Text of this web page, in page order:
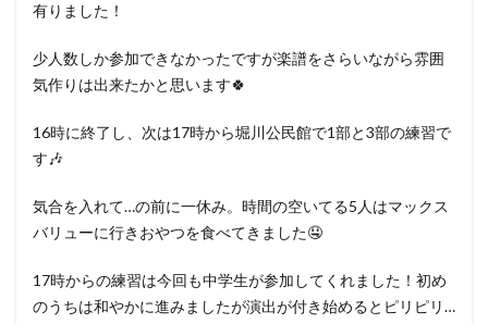
有りました！
少人数しか参加できなかったですが楽譜をさらいながら雰囲
気作りは出来たかと思います🍀
16時に終了し、次は17時から堀川公民館で1部と3部の練習で
す🎶
気合を入れて…の前に一休み。時間の空いてる5人はマックス
バリューに行きおやつを食べてきました🤤
17時からの練習は今回も中学生が参加してくれました！初め
のうちは和やかに進みましたが演出が付き始めるとピリピリ…